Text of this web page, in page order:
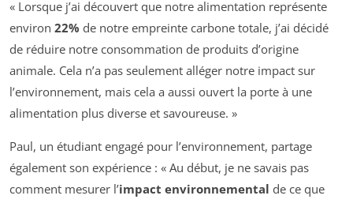
« Lorsque j’ai découvert que notre alimentation représente
environ 22% de notre empreinte carbone totale, j’ai décidé
de réduire notre consommation de produits d’origine
animale. Cela n’a pas seulement alléger notre impact sur
l’environnement, mais cela a aussi ouvert la porte à une
alimentation plus diverse et savoureuse. »
Paul, un étudiant engagé pour l’environnement, partage
également son expérience : « Au début, je ne savais pas
comment mesurer l’impact environnemental de ce que